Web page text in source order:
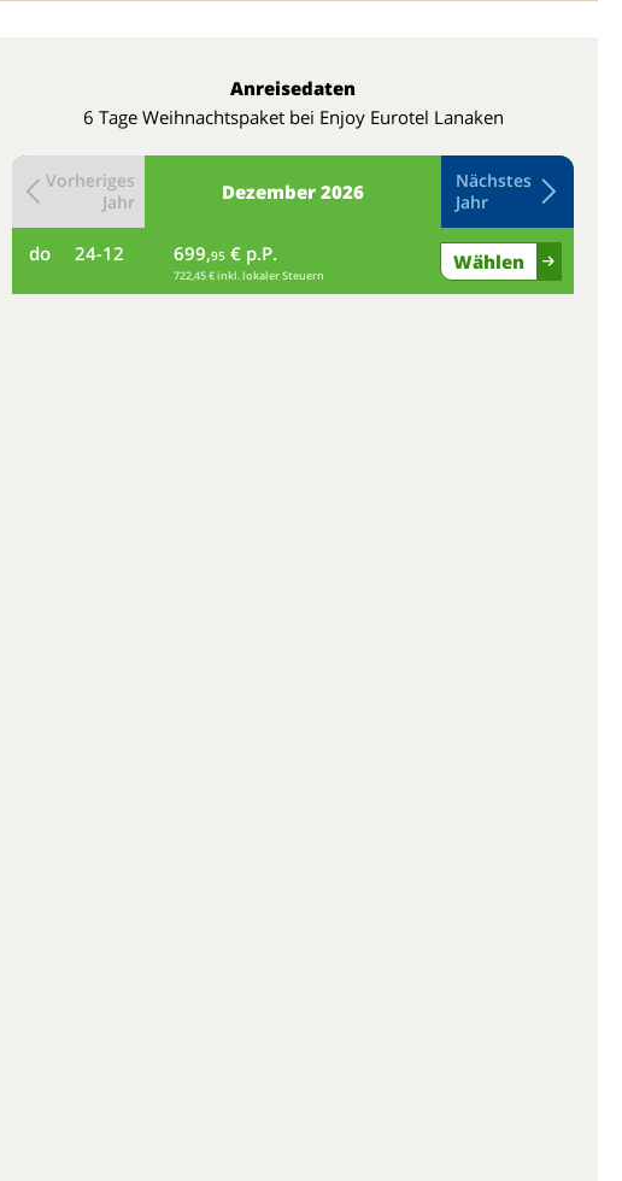
Anreisedaten
6 Tage Weihnachtspaket bei Enjoy Eurotel Lanaken
Dezember 2026
Vorheriges
Jahr
Nächstes
Jahr
do 24-12 699,95 € p.P.
722,45 € inkl. lokaler Steuern
Wählen